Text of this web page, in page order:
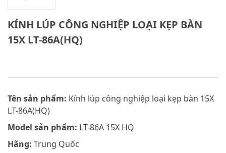
KÍNH LÚP CÔNG NGHIỆP LOẠI KẸP BÀN
15X LT-86A(HQ)
Tên sản phẩm: Kính lúp công nghiệp loại kẹp bàn 15X
LT-86A(HQ)
Model sản phẩm: LT-86A 15X HQ
Hãng: Trung Quốc